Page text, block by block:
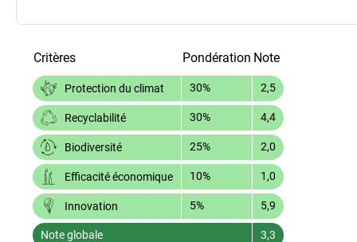
Critères Pondération Note
Protection du climat 30% 2,5
Recyclabilité 30% 4,4
Biodiversité 25% 2,0
Efficacité économique 10% 1,0
Innovation 5% 5,9
Note globale 3,3